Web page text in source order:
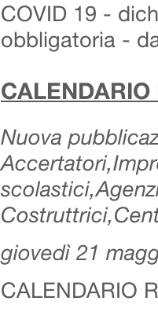
COVID 19 -
obbligatoria -
Nuova
giovedì 21
CALENDARIO